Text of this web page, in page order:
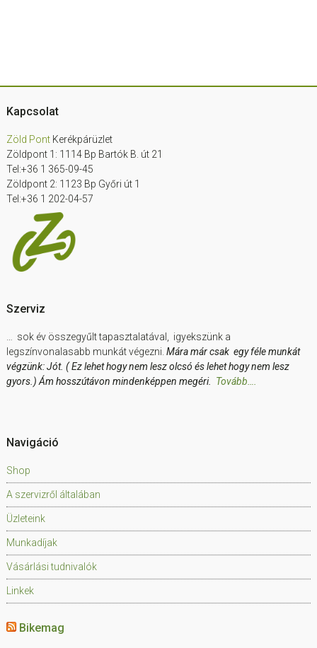
Footer
Kapcsolat
Zöld PontKerékpárüzlet
Zöldpont 1: 1114 Bp Bartók B. út 21
Tel:+36 1 365-09-45
Zöldpont 2: 1123 Bp Győri út 1
Tel:+36 1 202-04-57
Szerviz
… sok év összegyűlt tapasztalatával, igyekszünk a
legszínvonalasabb munkát végezni. Mára már csak egy féle munkát
végzünk: Jót. ( Ez lehet hogy nem lesz olcsó és lehet hogy nem lesz
gyors.) Ám hosszútávon mindenképpen megéri. Tovább….
Navigáció
Shop
A szervizről általában
Üzleteink
Munkadíjak
Vásárlási tudnivalók
Linkek
Bikemag